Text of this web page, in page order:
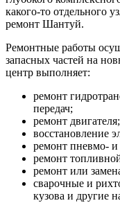
какого-то отдельного
ремонт Шантуй.
Ремонтные работы
запасных частей на
центр выполняет:
ремонт
передач;
ремонт двигателя;
восстановление
ремонт пневмо- и
ремонт
ремонт или
сварочные и
кузова и другие